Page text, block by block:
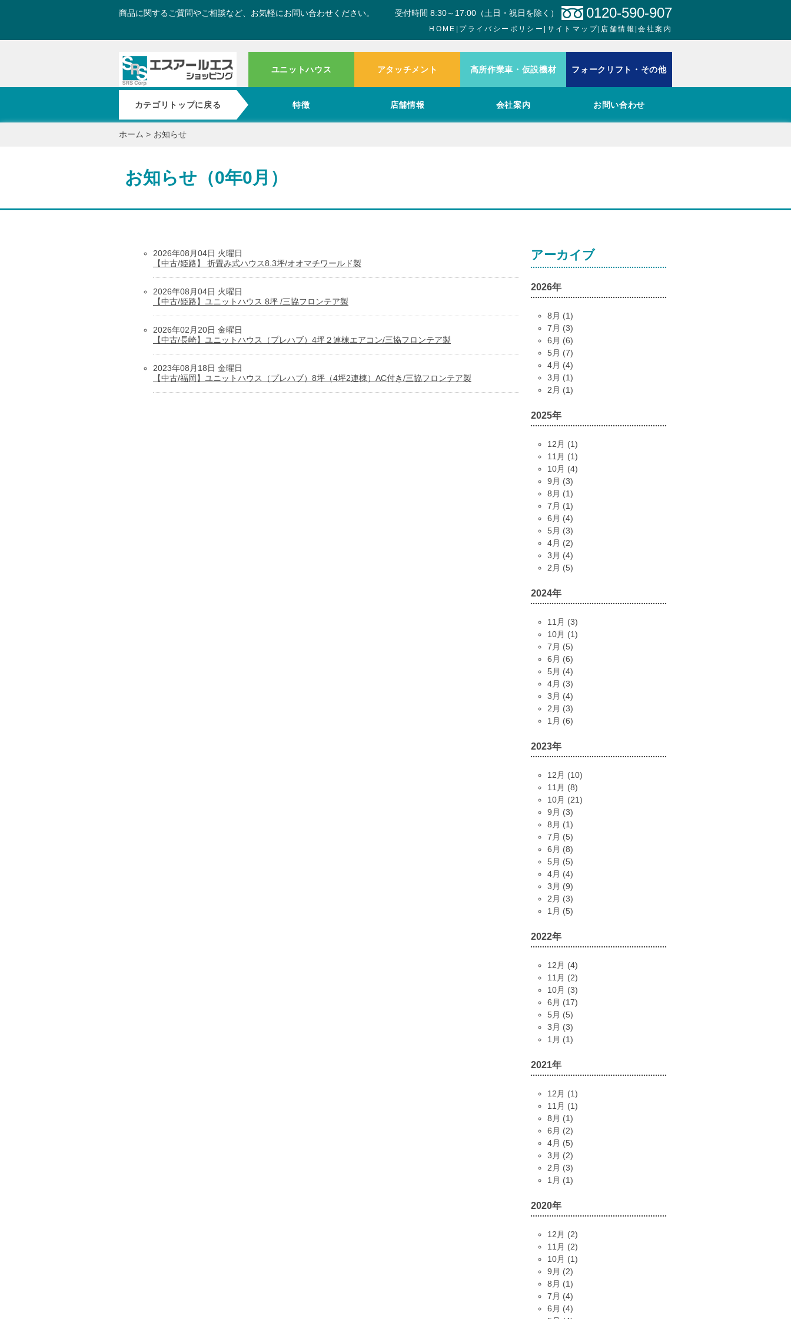
受付時間 8:30～17:00（土日・祝日を除く） 0120-590-907
商品に関するご質問やご相談など、お気軽にお問い合わせください。
HOME プライバシーポリシー サイトマップ 店舗情報 |会社案内
ユニットハウス アタッチメント 高所作業車・仮設機材 フォークリフト・その他
カテゴリトップに戻る 特徴 店舗情報 会社案内 お問い合わせ
ホーム > お知らせ
お知らせ（0年0月）
2026年08月04日 火曜日
【中古/姫路】 折畳み式ハウス8.3坪/オオマチワールド製
2026年08月04日 火曜日
【中古/姫路】ユニットハウス 8坪 /三協フロンテア製
2026年02月20日 金曜日
【中古/長崎】ユニットハウス（プレハブ）4坪２連棟エアコン/三協フロンテア製
2023年08月18日 金曜日
【中古/福岡】ユニットハウス（プレハブ）8坪（4坪2連棟）AC付き/三協フロンテア製
アーカイブ
2026年
8月 (1)
7月 (3)
6月 (6)
5月 (7)
4月 (4)
3月 (1)
2月 (1)
2025年
12月 (1)
11月 (1)
10月 (4)
9月 (3)
8月 (1)
7月 (1)
6月 (4)
5月 (3)
4月 (2)
3月 (4)
2月 (5)
2024年
11月 (3)
10月 (1)
7月 (5)
6月 (6)
5月 (4)
4月 (3)
3月 (4)
2月 (3)
1月 (6)
2023年
12月 (10)
11月 (8)
10月 (21)
9月 (3)
8月 (1)
7月 (5)
6月 (8)
5月 (5)
4月 (4)
3月 (9)
2月 (3)
1月 (5)
2022年
12月 (4)
11月 (2)
10月 (3)
6月 (17)
5月 (5)
3月 (3)
1月 (1)
2021年
12月 (1)
11月 (1)
8月 (1)
6月 (2)
4月 (5)
3月 (2)
2月 (3)
1月 (1)
2020年
12月 (2)
11月 (2)
10月 (1)
9月 (2)
8月 (1)
7月 (4)
6月 (4)